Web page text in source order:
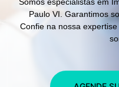
Paulo VI. Garantimos
Confie na nossa